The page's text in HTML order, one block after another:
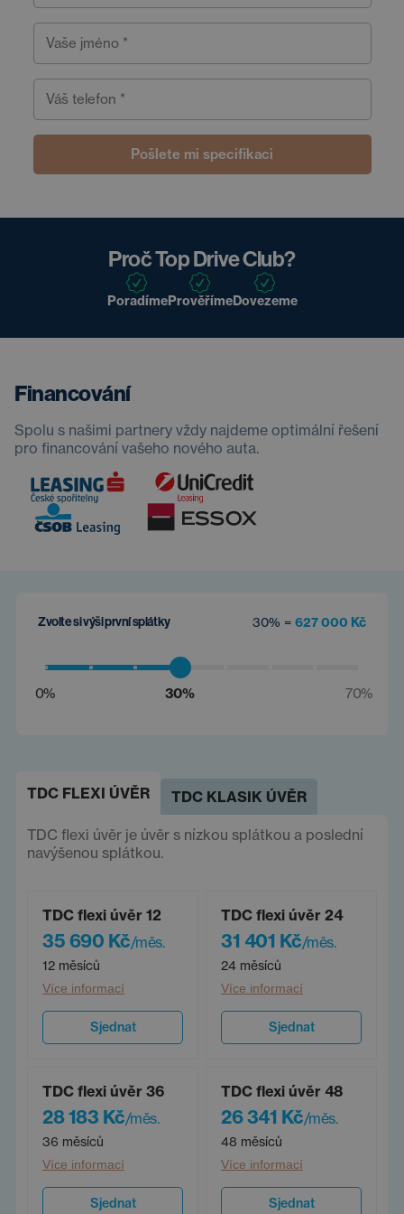
Vaše jméno *
Váš telefon *
Pošlete mi specifikaci
Proč Top Drive Club?
PoradímePrověřímeDovezeme
Financování
Spolu s našimi partnery vždy najdeme optimální řešení
pro financování vašeho nového auta.
Zvolte si výši první splátky 30% = 627 000 Kč
0% 30% 70%
TDC FLEXI ÚVĚR TDC KLASIK ÚVĚR
TDC flexi úvěr je úvěr s nízkou splátkou a poslední
navýšenou splátkou.
TDC flexi úvěr 12
35 690 Kč/měs.
12 měsíců
Více informací
Sjednat
TDC flexi úvěr 24
31 401 Kč/měs.
24 měsíců
Více informací
Sjednat
TDC flexi úvěr 36
28 183 Kč/měs.
36 měsíců
Více informací
Sjednat
TDC flexi úvěr 48
26 341 Kč/měs.
48 měsíců
Více informací
Sjednat